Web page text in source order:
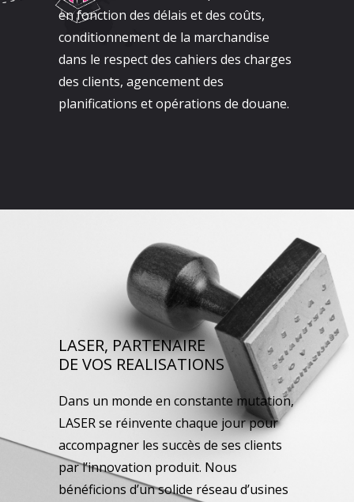
en fonction des délais et des coûts,
conditionnement de la marchandise
dans le respect des cahiers des charges
des clients, agencement des
planifications et opérations de douane.
LASER, PARTENAIRE
DE VOS REALISATIONS
Dans un monde en constante mutation,
LASER se réinvente chaque jour pour
accompagner les succès de ses clients
par l’innovation produit. Nous
bénéficions d’un solide réseau d’usines